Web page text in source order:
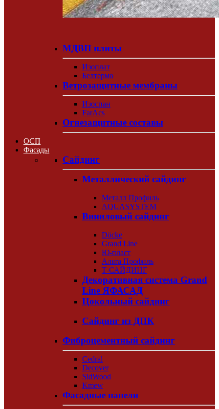
МДВП плиты
Изоплат
Белтермо
Ветрозащитные мембраны
Изоспан
FarAcs
Огнезащитные составы
ОСП
Фасады
Сайдинг
Металлический сайдинг
Металл Профиль
AQUASYSTEM
Виниловый сайдинг
Döcke
Grand Line
Ю-пласт
Альта Профиль
Т-САЙДИНГ
Декоративная система Grand
Line ЯФАСАД
Цокольный сайдинг
Сайдинг из ДПК
Фиброцементный сайдинг
Cedral
Decover
SidWood
Kmew
Фасадные панели